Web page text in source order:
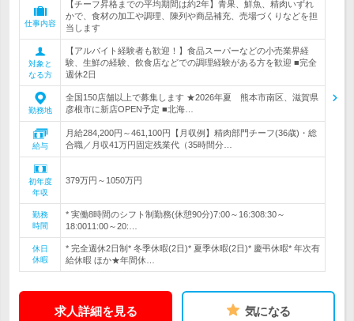
仕事内容
【チーフ昇格までの平均期間は約2年】青果、鮮魚、精肉いずれ
かで、食材の加工や調理、陳列や商品補充、売場づくりなどを担
当します
対象と
なる方
【アルバイト経験者も歓迎！】食品スーパーなどの小売業界経
験、生鮮の経験、飲食店などでの調理経験がある方を歓迎 ■完全
週休2日
勤務地
全国150店舗以上で募集します ★2026年夏 熊本市南区、滋賀県
彦根市に新店OPEN予定 ■北海…
給与
月給284,200円～461,100円【月収例】精肉部門チーフ(36歳)・総
合職／月収41万円固定残業代（35時間分…
初年度
年収
379万円～1050万円
勤務
時間
* 実働8時間のシフト制勤務(休憩90分)7:00～16:308:30～
18:0011:00～20:…
休日
休暇
* 完全週休2日制* 冬季休暇(2日)* 夏季休暇(2日)* 慶弔休暇* 年次有
給休暇 ほか★年間休…
求人詳細を見る 気になる